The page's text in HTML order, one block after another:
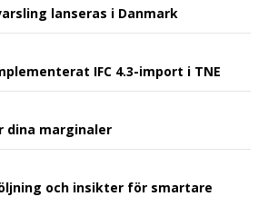
lanseras i Danmark
IFC 4.3-import i TNE
dina marginaler
och insikter för smartare